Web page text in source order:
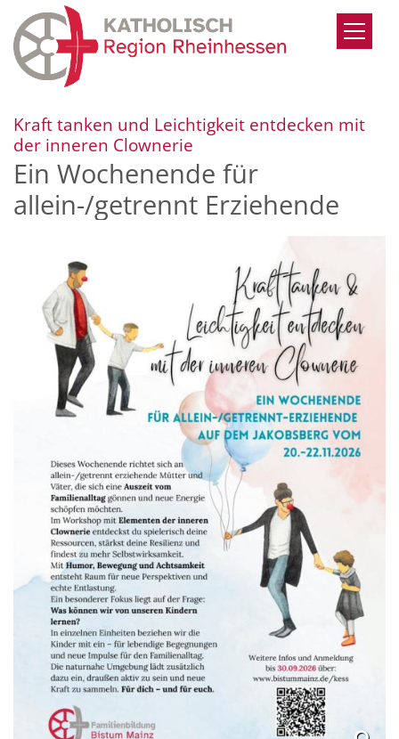
Zum Inhalt springen
Kraft tanken und Leichtigkeit entdecken mit
der inneren Clownerie
Ein Wochenende für
allein-/getrennt Erziehende